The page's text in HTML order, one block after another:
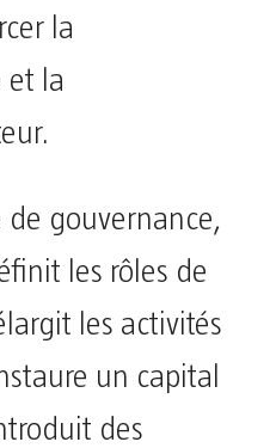
la
et la
gouvernance,
les rôles de
les activités
un capital
des